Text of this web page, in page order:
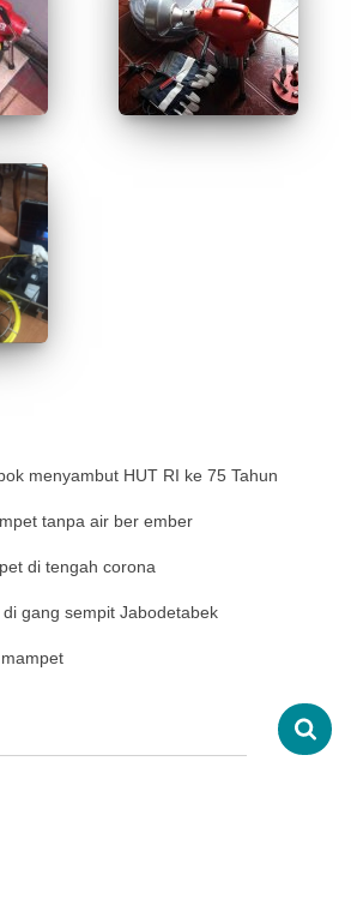
menyambut HUT RI ke 75 Tahun
tanpa air ber ember
di tengah corona
gang sempit Jabodetabek